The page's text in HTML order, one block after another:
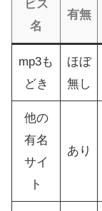
ビス
名
有無
mp3も
どき
ほぼ
無し
他の
有名
サイ
ト
あり